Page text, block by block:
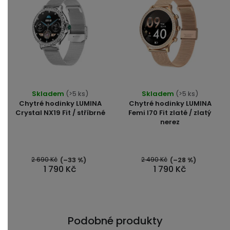
Chytré hodinky LUMINA
Crystal NX19 Fit / stříbrné
hodnocení
produktu
5
hvězdiček.
Skladem (>5 ks)
1 790 Kč
2 690 Kč (–33 %)
Chytré hodinky LUMINA
Femi I70 Fit zlaté / zlatý
nerez
hodnocení
produktu
je
5
hvězdiček.
Skladem (>5 ks)
1 790 Kč
2 490 Kč (–28 %)
Podobné produkty